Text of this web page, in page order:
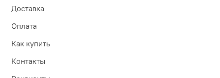
Доставка
Оплата
Как купить
Контакты